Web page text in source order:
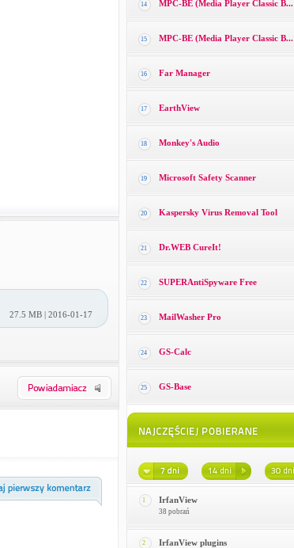
27.5 MB | 2016-01-17
14 MPC-BE (Media Player Classic B...
15 MPC-BE (Media Player Classic B...
16 Far Manager
17 EarthView
18 Monkey′s Audio
19 Microsoft Safety Scanner
20 Kaspersky Virus Removal Tool
21 Dr.WEB CureIt!
22 SUPERAntiSpyware Free
23 MailWasher Pro
24 GS-Calc
25 GS-Base
1 IrfanView
38 pobrań
2 IrfanView plugins